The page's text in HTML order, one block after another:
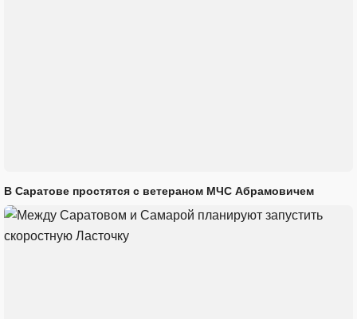
В Саратове простятся с ветераном МЧС Абрамовичем